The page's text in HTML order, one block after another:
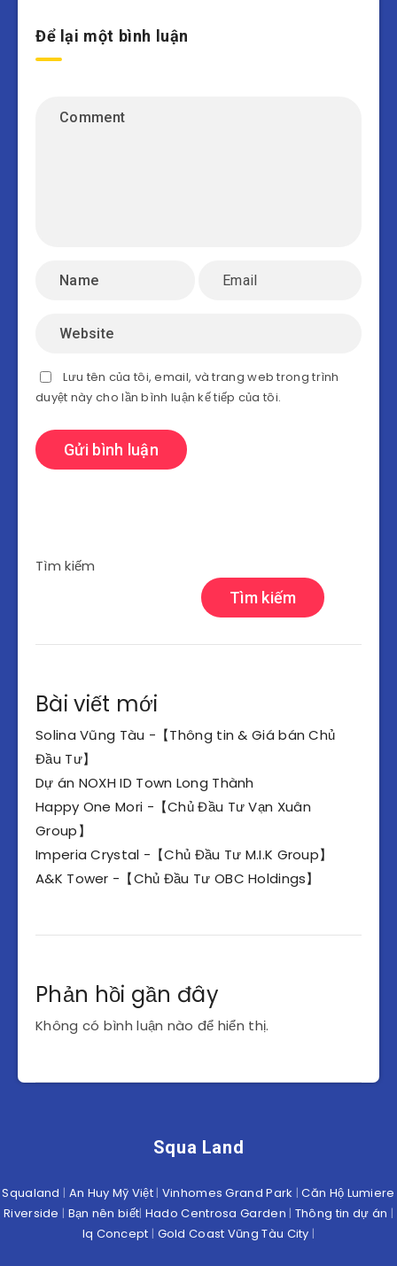
Để lại một bình luận
Lưu tên của tôi, email, và trang web trong trình
duyệt này cho lần bình luận kế tiếp của tôi.
Tìm kiếm
Tìm kiếm
Bài viết mới
Solina Vũng Tàu -【Thông tin & Giá bán Chủ
Đầu Tư】
Dự án NOXH ID Town Long Thành
Happy One Mori -【Chủ Đầu Tư Vạn Xuân
Group】
Imperia Crystal -【Chủ Đầu Tư M.I.K Group】
A&K Tower -【Chủ Đầu Tư OBC Holdings】
Phản hồi gần đây
Không có bình luận nào để hiển thị.
Squa Land
Squaland | An Huy Mỹ Việt | Vinhomes Grand Park |Căn Hộ Lumiere
Riverside | Bạn nên biết| Hado Centrosa Garden | Thông tin dự án |
Iq Concept | Gold Coast Vũng Tàu City |